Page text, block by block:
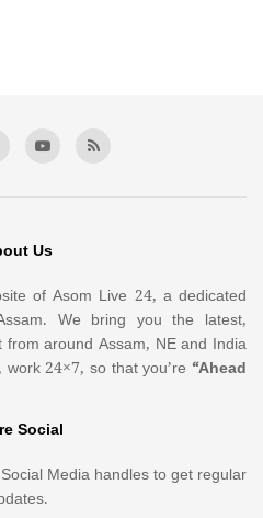
Us
of Asom Live 24, a dedicated
We bring you the latest,
around Assam, NE and India
24×7, so that you’re “Ahead
Social
Media handles to get regular